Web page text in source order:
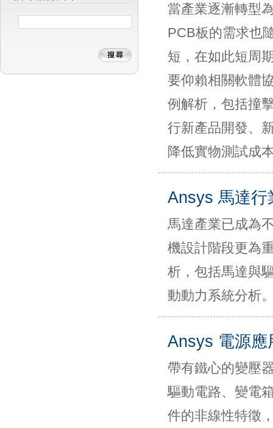
當產業逐漸轉型
PCB板的需求也
短，在如此短周
要仰賴相關軟體
例解析，包括撞
行新產品開發、
降低實物測試成
Ansys 馬達行
馬達產業已成為
機設計階段更為
析，包括馬達與
動動力系統分析
Ansys 電源應
帶有鐵心的變壓
驅動電路、變電
件的非線性特徵